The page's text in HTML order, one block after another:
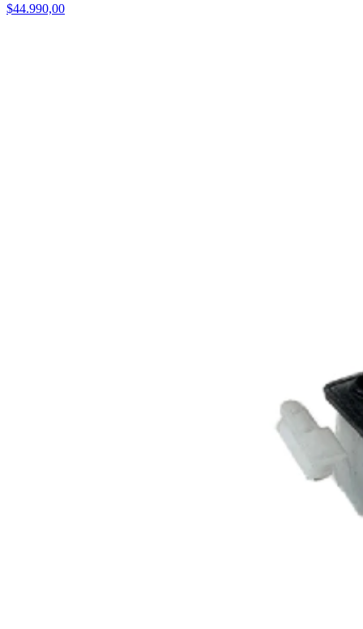
$44.990,00